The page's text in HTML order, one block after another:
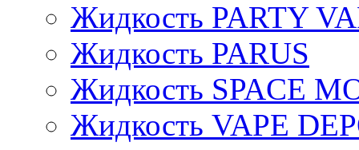
Жидкость PARTY
Жидкость PARUS
Жидкость SPACE
Жидкость VAPE